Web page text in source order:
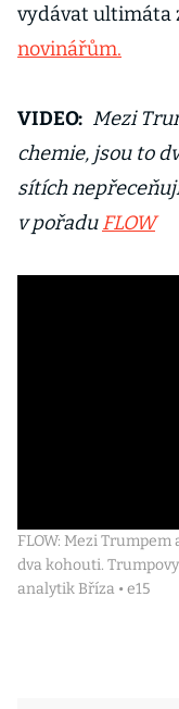
vydávat ultimáta
novinářům.
VIDEO: Mezi
chemie, jsou to
sítích
v pořaduFLOW
FLOW: Mezi
dva kohouti.
analytik Bříza • e15